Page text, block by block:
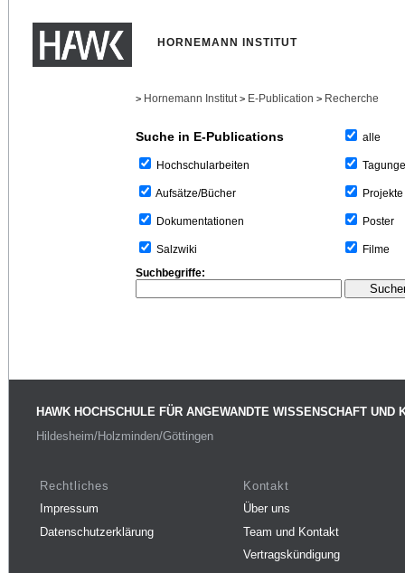
HORNEMANN INSTITUT
> Hornemann Institut > E-Publication > Recherche
Suche in E-Publications
Hochschularbeiten
Aufsätze/Bücher
Dokumentationen
Salzwiki
alle
Projekte
Poster
Filme
Suchbegriffe:
HAWK HOCHSCHULE FÜR ANGEWANDTE WISSENSCHAFT UND
Hildesheim/Holzminden/Göttingen
Rechtliches
Impressum
Datenschutzerklärung
Kontakt
Über uns
Team und Kontakt
Vertragskündigung